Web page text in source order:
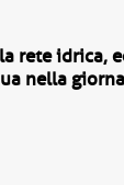
rete idrica,
nella